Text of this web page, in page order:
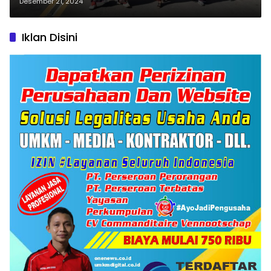
Iklan Disini